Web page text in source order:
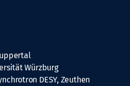
Würzburg
DESY, Zeuthen